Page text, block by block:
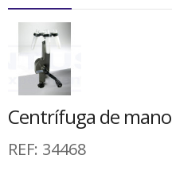
Centrífuga de mano
REF: 34468